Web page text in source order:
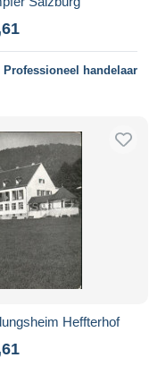
Professioneel handelaar
Heffterhof